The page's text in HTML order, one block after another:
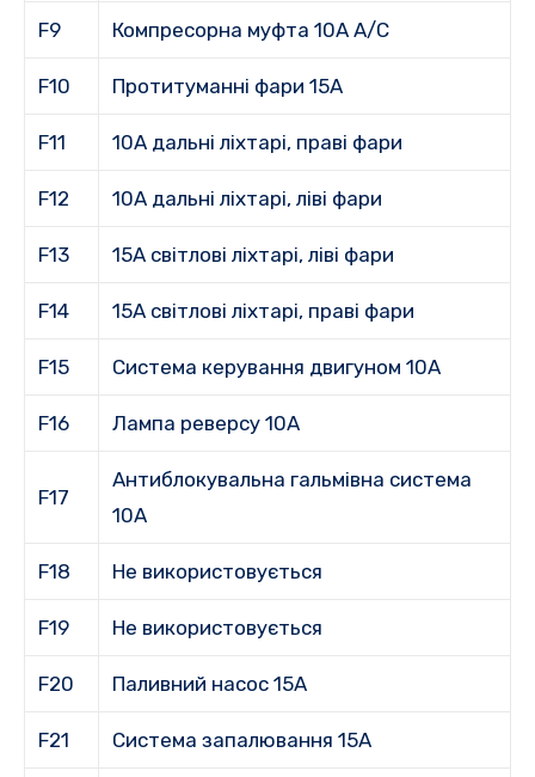
F9 Компресорна муфта 10A A/C
F10 Протитуманні фари 15A
F11 10A дальні ліхтарі, праві фари
F12 10A дальні ліхтарі, ліві фари
F13 15A світлові ліхтарі, ліві фари
F14 15A світлові ліхтарі, праві фари
F15 Система керування двигуном 10A
F16 Лампа реверсу 10А
F17
Антиблокувальна гальмівна система
10A
F18 Не використовується
F19 Не використовується
F20 Паливний насос 15А
F21 Система запалювання 15A